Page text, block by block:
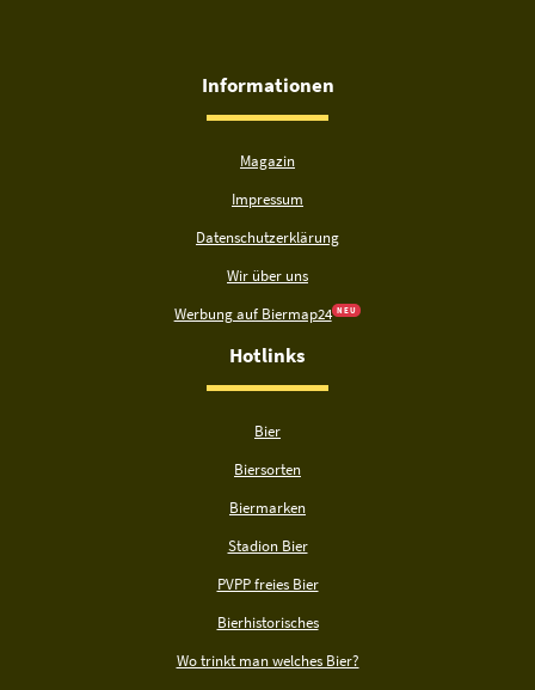
Informationen
Magazin
Impressum
Datenschutzerklärung
Wir über uns
Werbung auf Biermap24 N E U
Hotlinks
Bier
Biersorten
Biermarken
Stadion Bier
PVPP freies Bier
Bierhistorisches
Wo trinkt man welches Bier?